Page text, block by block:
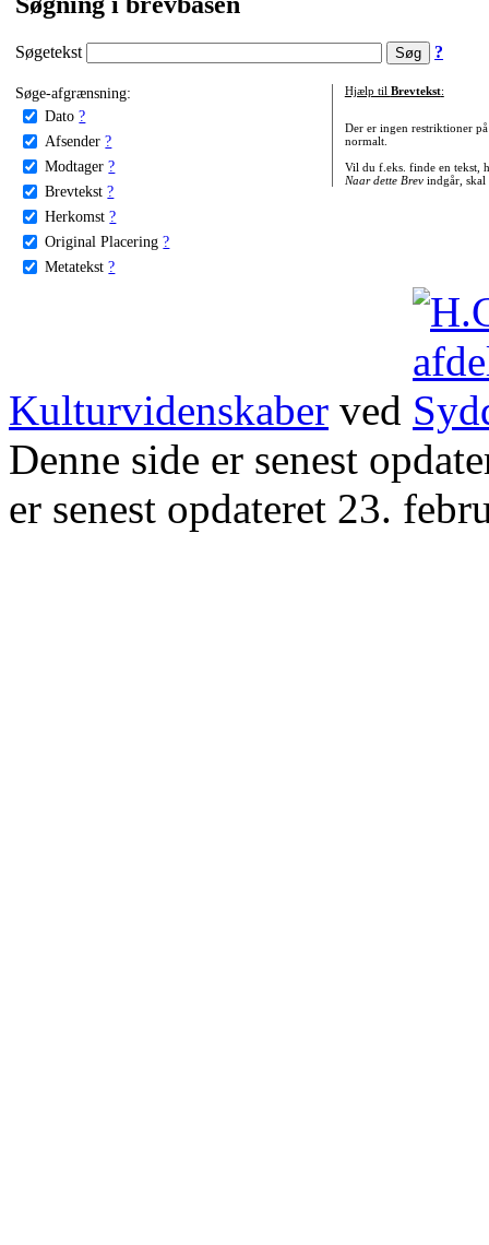
Søgetekst ?
Søge-afgrænsning:
Dato ?
Afsender ?
Modtager ?
Brevtekst ?
Herkomst ?
Original Placering ?
Metatekst ?
Hjælp til Brevtekst:
Der er ingen restriktioner
normalt.
Vil du f.eks. finde en tekst,
Naar dette Brevindgår, skal
Kulturvidenskaber ved
Denne side er senest
er senest opdateret 23.